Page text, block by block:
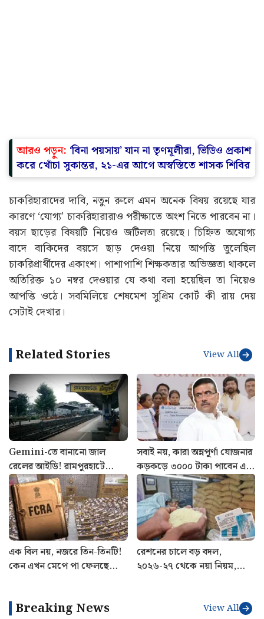
আরও পড়ুন: ‘বিনা পয়সায়’ যান না তৃণমূলীরা, ভিডিও প্রকাশ
করে খোঁচা সুকান্তর, ২১-এর আগে অস্বস্তিতে শাসক শিবির
চাকরিহারাদের দাবি, নতুন রুলে এমন অনেক বিষয় রয়েছে যার
কারণে ‘যোগ্য’ চাকরিহারারাও পরীক্ষাতে অংশ নিতে পারবেন না।
বয়স ছাড়ের বিষয়টি নিয়েও জটিলতা রয়েছে। চিহ্নিত অযোগ্য
বাদে বাকিদের বয়সে ছাড় দেওয়া নিয়ে আপত্তি তুলেছিল
চাকরিপ্রার্থীদের একাংশ। পাশাপাশি শিক্ষকতার অভিজ্ঞতা থাকলে
অতিরিক্ত ১০ নম্বর দেওয়ার যে কথা বলা হয়েছিল তা নিয়েও
আপত্তি ওঠে। সবমিলিয়ে শেষমেশ সুপ্রিম কোর্ট কী রায় দেয়
সেটাই দেখার।
Related Stories View All
Gemini-তে বানানো জাল
রেলের আইডি! রামপুরহাটে
গ্রেফতার ভুয়ো TTE সাজা যুবক
সবাই নয়, কারা অন্নপূর্ণা যোজনার
কড়কড়ে ৩০০০ টাকা পাবেন এই
মাসে? আপডেট জেনে নিন
এক বিল নয়, নজরে তিন-তিনটি!
কেন এখন মেপে পা ফেলছে
রেশনের চালে বড় বদল,
২০২৬-২৭ থেকে নয়া নিয়ম,
Breaking News View All